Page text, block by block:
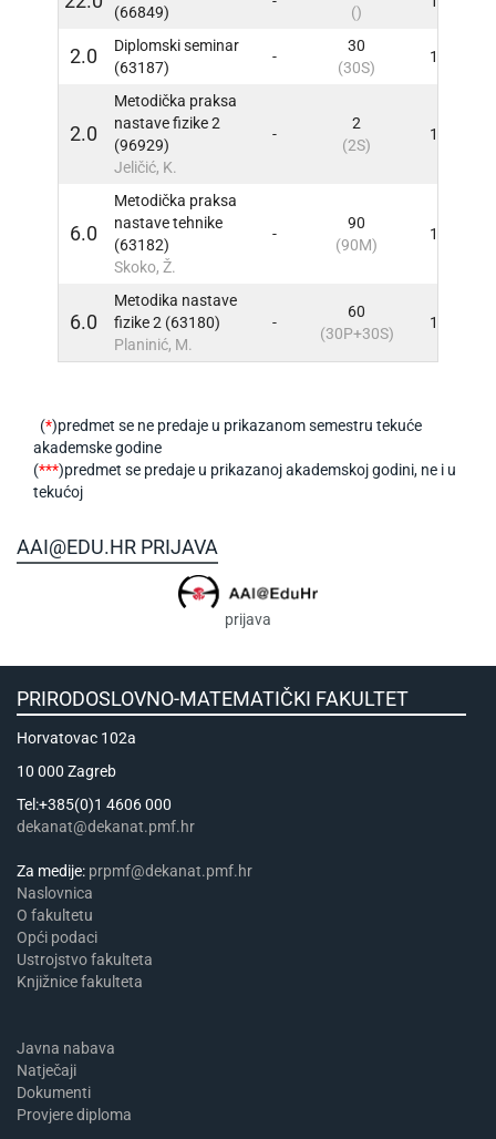
(66849)
()
2.0
Diplomski seminar
(63187)
-
30
(30S)
10
2.0
Metodička praksa
nastave fizike 2
(96929)
Jeličić, K.
-
2
(2S)
10
6.0
Metodička praksa
nastave tehnike
(63182)
Skoko, Ž.
-
90
(90M)
10
6.0
Metodika nastave
fizike 2 (63180)
Planinić, M.
-
60
(30P+30S)
10
(*)predmet se ne predaje u prikazanom semestru tekuće
akademske godine
(***)predmet se predaje u prikazanoj akademskoj godini, ne i u
tekućoj
AAI@EDU.HR PRIJAVA
prijava
PRIRODOSLOVNO-MATEMATIČKI FAKULTET
Horvatovac 102a
10 000 Zagreb
Tel:+385(0)1 4606 000
dekanat@dekanat.pmf.hr
Za medije: prpmf@dekanat.pmf.hr
Naslovnica
​​​O fakultetu
Opći podaci
Ustrojstvo fakulteta
Knjižnice fakulteta
Javna nabava
Natječaji
Dokumenti
Provjere diploma